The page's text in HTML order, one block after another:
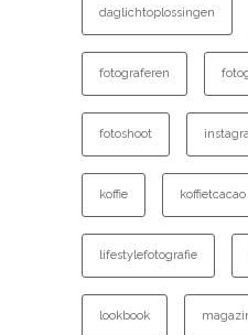
daglichtoplossingen
fotograferen
fotoshoot
koffie koffietcacao
lifestylefotografie
lookbook